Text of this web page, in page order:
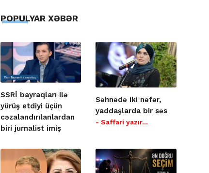
POPULYAR XƏBƏR
SSRİ bayraqları ilə
yürüş etdiyi üçün
cəzalandırılanlardan
biri jurnalist imiş
Səhnədə iki nəfər,
yaddaşlarda bir səs
- Saffari yazır…